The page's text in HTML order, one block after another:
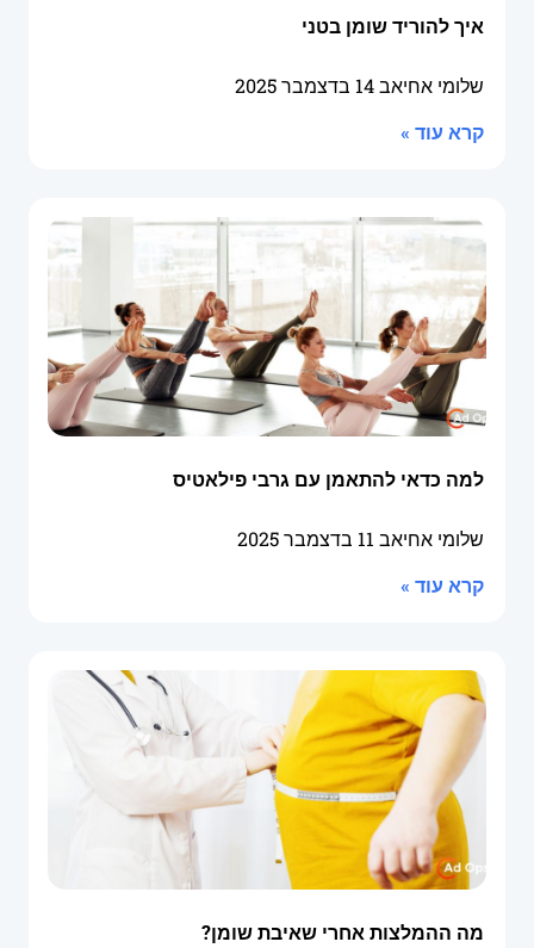
איך להוריד שומן בטני
שלומי אחיאב14 בדצמבר 2025
קרא עוד »
למה כדאי להתאמן עם גרבי פילאטיס
שלומי אחיאב 11 בדצמבר 2025
קרא עוד »
מה ההמלצות אחרי שאיבת שומן?